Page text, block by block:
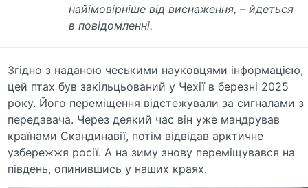
найімовірніше від виснаження, – йдеться
в повідомленні.
Згідно з наданою чеськими науковцями інформацією,
цей птах був закільцьований у Чехії в березні 2025
року. Його переміщення відстежували за сигналами з
передавача. Через деякий час він уже мандрував
країнами Скандинавії, потім відвідав арктичне
узбережжя росії. А на зиму знову переміщувався на
південь, опинившись у наших краях.